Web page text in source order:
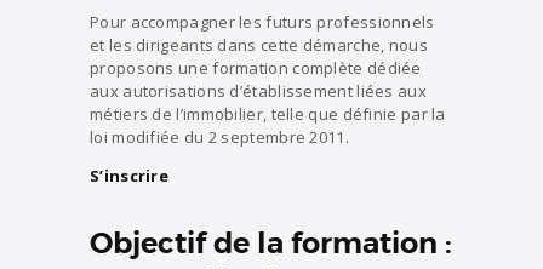
Pour accompagner les futurs professionnels
et les dirigeants dans cette démarche, nous
proposons une formation complète dédiée
aux autorisations d’établissement liées aux
métiers de l’immobilier, telle que définie par la
loi modifiée du 2 septembre 2011.
S’inscrire
Objectif de la formation :